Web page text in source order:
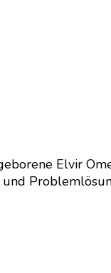
Elvir